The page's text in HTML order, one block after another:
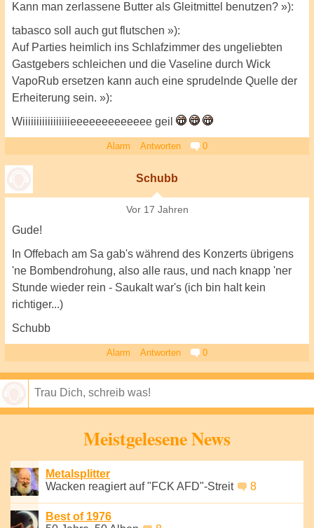
Kann man zerlassene Butter als Gleitmittel benutzen? »):
tabasco soll auch gut flutschen »):
Auf Parties heimlich ins Schlafzimmer des ungeliebten
Gastgebers schleichen und die Vaseline durch Wick
VapoRub ersetzen kann auch eine sprudelnde Quelle der
Erheiterung sein. »):
Wiiiiiiiiiiiiiiiiieeeeeeeeeeeee geil
Alarm Antworten 0
Schubb
Vor 17 Jahren
Gude!
In Offebach am Sa gab's während des Konzerts übrigens
'ne Bombendrohung, also alle raus, und nach knapp 'ner
Stunde wieder rein - Saukalt war's (ich bin halt kein
richtiger...)
Schubb
Alarm Antworten 0
Meistgelesene News
Metalsplitter
Wacken reagiert auf "FCK AFD"-Streit
8
Best of 1976